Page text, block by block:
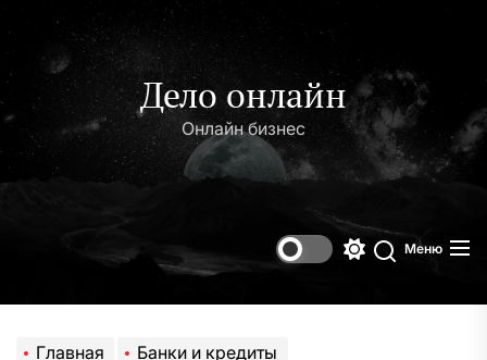
содержимому
Дело онлайн
Онлайн бизнес
Поиск
Меню
Главная
Банки и кредиты